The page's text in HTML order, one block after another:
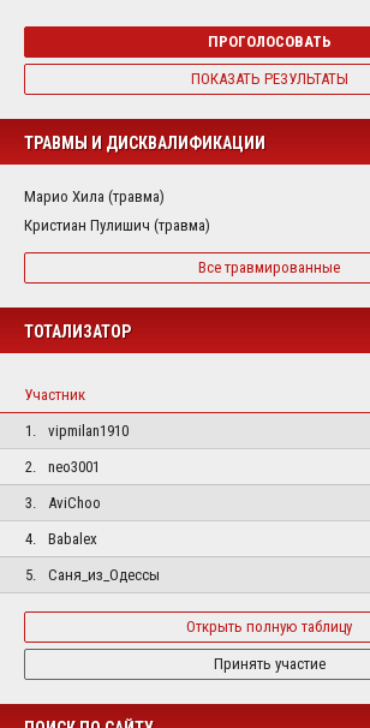
ПРОГОЛОСОВАТЬ
ПОКАЗАТЬ РЕЗУЛЬТАТЫ
ТРАВМЫ И ДИСКВАЛИФИКАЦИИ
Марио Хила (травма)
Кристиан Пулишич (травма)
Все травмированные
ТОТАЛИЗАТОР
Участник
1.
vipmilan1910
2.
neo3001
3.
AviChoo
4.
Babalex
5.
Саня_из_Одессы
Открыть полную таблицу
Принять участие